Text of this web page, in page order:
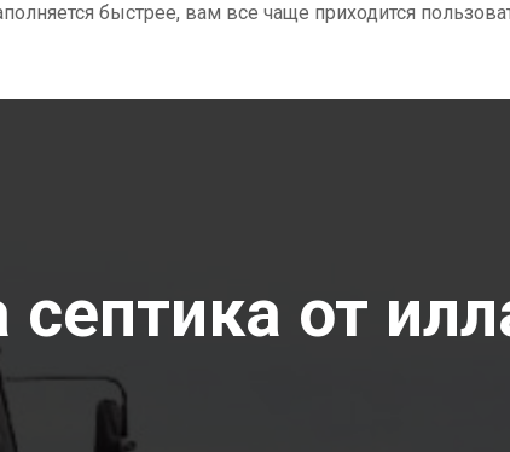
быстрее, вам все чаще приходится
от